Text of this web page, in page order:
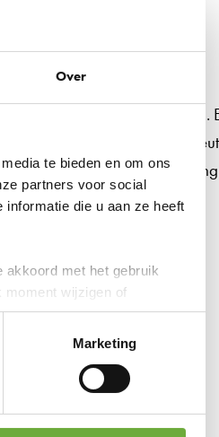
Over
te bieden en om ons
partners voor social
die u aan ze heeft
akkoord met het gebruik
moment wijzigen of
Marketing
door maatwerk
paneel op maat laten maken.
felle kleur wil of liever een
van je